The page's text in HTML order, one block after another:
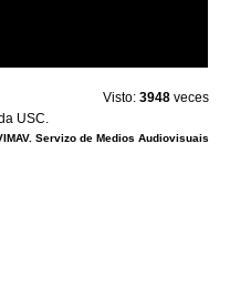
Visto: 3948 veces
USC.
Servizo de Medios Audiovisuais